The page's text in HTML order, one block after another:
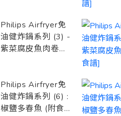
Philips Airfryer免
油健炸鍋系列 (3) -
紫菜腐皮魚肉卷
Philips Airfryer免
油健炸鍋系列 (6) :
椒鹽多春魚 (附食